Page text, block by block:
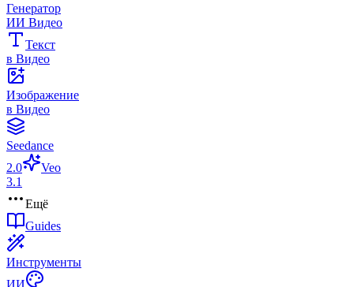
Генератор
ИИ Видео
Текст
в Видео
Изображение
в Видео
Seedance
2.0
Veo
3.1
Ещё
Guides
Инструменты
ИИ